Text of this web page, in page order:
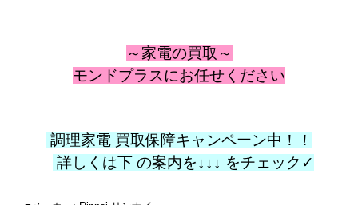
～家電の買取～
モンドプラスにお任せください
調理家電 買取保障キャンペーン中！！
詳しくは下 の案内を↓↓↓ をチェック✓